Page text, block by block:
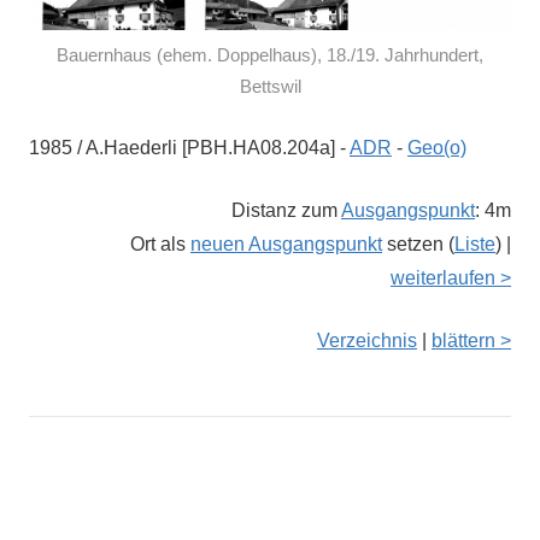
Bauernhaus (ehem. Doppelhaus), 18./19. Jahrhundert,
Bettswil
1985 / A.Haederli [PBH.HA08.204a] -ADR - Geo(o)
Distanz zumAusgangspunkt: 4m
Ort als neuen Ausgangspunktsetzen (Liste) |
weiterlaufen >
Verzeichnis blättern >